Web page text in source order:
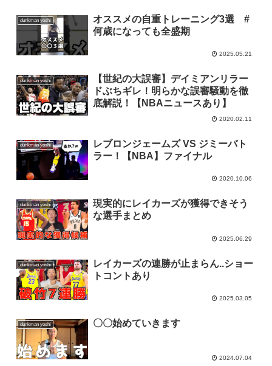
dunkman yoshi
オススメの自重トレーニング3選 #
何歳になっても全盛期
2025.05.21
dunkman yoshi
【世紀の大誤審】デイミアンリラー
ドぶちギレ！明らかな誤審騒動を徹
底解説！【NBAニュースあり】
2020.02.11
dunkman yoshi
レブロンジェームズ VS ジミーバト
ラー！【NBA】ファイナル
2020.10.06
dunkman yoshi
現実的にレイカーズが獲得できそう
な選手まとめ
2025.06.29
dunkman yoshi
レイカーズの連勝が止まらん..ショー
トコントあり
2025.03.05
dunkman yoshi 〇〇始めていきます
2024.07.04